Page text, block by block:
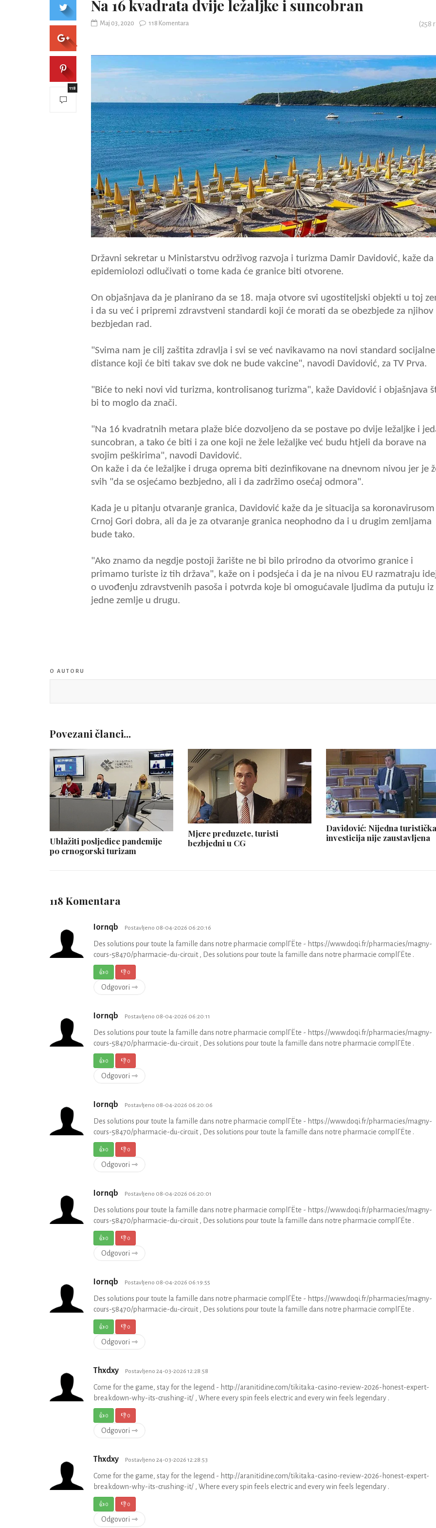
Na 16 kvadrata dvije ležaljke i suncobran
Maj 03, 2020 118 Komentara (258
Državni sekretar u Ministarstvu održivog razvoja i turizma Damir Davidović, kaže da
epidemiolozi odlučivati o tome kada će granice biti otvorene.
On objašnjava da je planirano da se 18. maja otvore svi ugostiteljski objekti u toj
i da su već i pripremi zdravstveni standardi koji će morati da se obezbjede za njihov
bezbjedan rad.
"Svima nam je cilj zaštita zdravlja i svi se već navikavamo na novi standard socijalne
distance koji će biti takav sve dok ne bude vakcine", navodi Davidović, za TV Prva.
"Biće to neki novi vid turizma, kontrolisanog turizma", kaže Davidović i objašnjava
bi to moglo da znači.
"Na 16 kvadratnih metara plaže biće dozvoljeno da se postave po dvije ležaljke i
suncobran, a tako će biti i za one koji ne žele ležaljke već budu htjeli da borave na
svojim peškirima", navodi Davidović.
On kaže i da će ležaljke i druga oprema biti dezinfikovane na dnevnom nivou jer je
svih "da se osjećamo bezbjedno, ali i da zadržimo osećaj odmora".
Kada je u pitanju otvaranje granica, Davidović kaže da je situacija sa
Crnoj Gori dobra, ali da je za otvaranje granica neophodno da i u drugim zemljama
bude tako.
"Ako znamo da negdje postoji žarište ne bi bilo prirodno da otvorimo granice i
primamo turiste iz tih država", kaže on i podsjeća i da je na nivou EU razmatraju
o uvođenju zdravstvenih pasoša i potvrda koje bi omogućavale ljudima da putuju iz
jedne zemlje u drugu.
118
O AUTORU
Povezani članci...
Ublažiti posljedice pandemije
po crnogorski turizam
Mjere preduzete, turisti
bezbjedni u CG
Davidović: Nijedna
investicija nije zaustavljena
118 Komentara
Iornqb Postavljeno 08-04-2026 06:20:16
Des solutions pour toute la famille dans notre pharmacie complГЁte - https://www.doqi.fr/pharmacies/magny-
cours-58470/pharmacie-du-circuit , Des solutions pour toute la famille dans notre pharmacie complГЁte .
👍0 👎0
Odgovori ⇾
Iornqb Postavljeno 08-04-2026 06:20:11
Des solutions pour toute la famille dans notre pharmacie complГЁte - https://www.doqi.fr/pharmacies/magny-
cours-58470/pharmacie-du-circuit , Des solutions pour toute la famille dans notre pharmacie complГЁte .
👍0 👎0
Odgovori ⇾
Iornqb Postavljeno 08-04-2026 06:20:06
Des solutions pour toute la famille dans notre pharmacie complГЁte - https://www.doqi.fr/pharmacies/magny-
cours-58470/pharmacie-du-circuit , Des solutions pour toute la famille dans notre pharmacie complГЁte .
👍0 👎0
Odgovori ⇾
Iornqb Postavljeno 08-04-2026 06:20:01
Des solutions pour toute la famille dans notre pharmacie complГЁte - https://www.doqi.fr/pharmacies/magny-
cours-58470/pharmacie-du-circuit , Des solutions pour toute la famille dans notre pharmacie complГЁte .
👍0 👎0
Odgovori ⇾
Iornqb Postavljeno 08-04-2026 06:19:55
Des solutions pour toute la famille dans notre pharmacie complГЁte - https://www.doqi.fr/pharmacies/magny-
cours-58470/pharmacie-du-circuit , Des solutions pour toute la famille dans notre pharmacie complГЁte .
👍0 👎0
Odgovori ⇾
Thxdxy Postavljeno 24-03-2026 12:28:58
Come for the game, stay for the legend - http://aranitidine.com/tikitaka-casino-review-2026-honest-expert-
breakdown-why-its-crushing-it/ , Where every spin feels electric and every win feels legendary .
👍0 👎0
Odgovori ⇾
Thxdxy Postavljeno 24-03-2026 12:28:53
Come for the game, stay for the legend - http://aranitidine.com/tikitaka-casino-review-2026-honest-expert-
breakdown-why-its-crushing-it/ , Where every spin feels electric and every win feels legendary .
👍0 👎0
Odgovori ⇾